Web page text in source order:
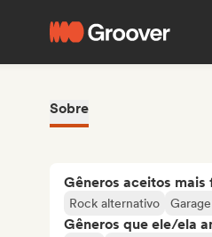
Sobre
Gêneros aceitos
Rock alternativo
Gêneros que ele/ela